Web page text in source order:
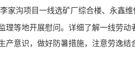
李家沟项目一线选矿厂综合楼、永鑫维
理等地开展慰问。详细了解一线劳动
意识，做好防暑措施，注意劳逸结